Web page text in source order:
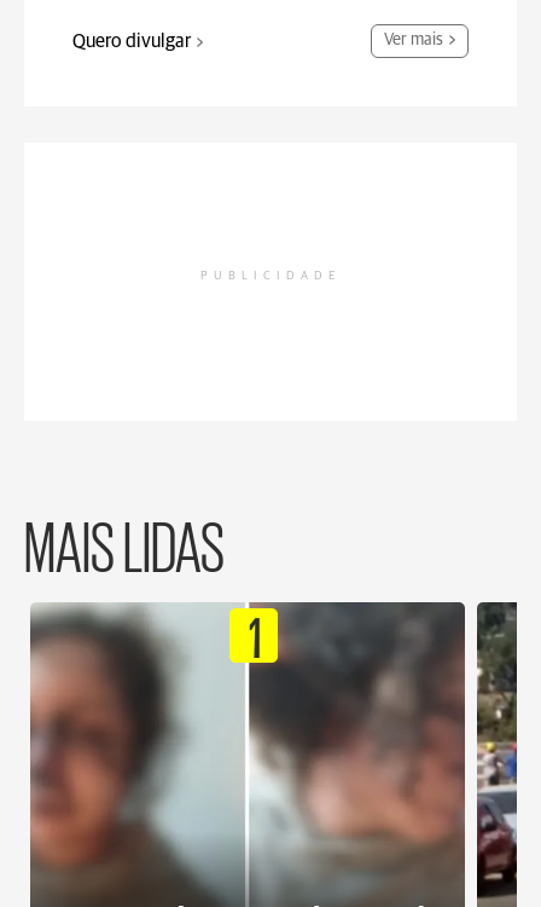
Quero divulgar Ver mais
PUBLICIDADE
MAIS LIDAS
1